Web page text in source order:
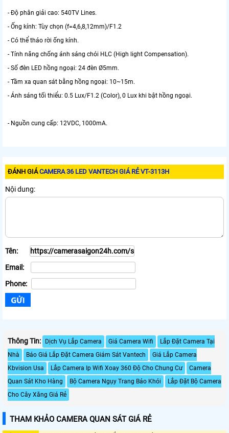
- Độ phân giải cao: 540TV Lines.
- Ống kính: Tùy chọn (f=4,6,8,12mm)/F1.2
- Có thể tháo rời ống kính.
- Tính năng chống ánh sáng chói HLC (High light Compensation).
- Số đèn LED hồng ngoại: 24 đèn Ø5mm.
- Tầm xa quan sát bằng hồng ngoại: 10~15m.
- Ánh sáng tối thiểu: 0.5 Lux/F1.2 (Color), 0 Lux khi bật hồng ngoại.
- Nguồn cung cấp: 12VDC, 1000mA.
ĐÁNH GIÁCAMERA 36 LED VANTECH GIÁ RẺ VT-3113H
Nội dung:
Tên:
Email:
Phone:
Thông Tin: Dịch Vụ Lắp Camera Giá Camera Wifi
Lắp Đặt Camera Tại
Nhà
Báo Giá Lắp Đặt Camera Giám Sát Vantech
Giá Lắp Camera
Kbvision Usa
Lắp Camera Ip Wifi Xoay 360 Độ Cho Chung Cư
Camera
Quan Sát Kho Hàng
Bộ Camera Ngụy Trang Báo Khói
Lắp Đặt Bộ Camera
Cho Cây Xăng Giá Rẻ
THAM KHẢO CAMERA QUAN SÁT GIÁ RẺ